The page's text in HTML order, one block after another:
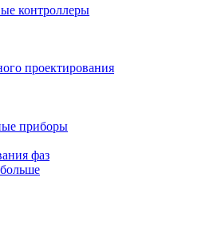
контроллеры
проектирования
приборы
фаз